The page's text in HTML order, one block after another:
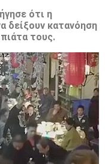
ότι η
δείξουν κατανόηση
τους.